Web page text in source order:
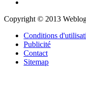
Copyright © 2013
Conditions
Publicité
Contact
Sitemap